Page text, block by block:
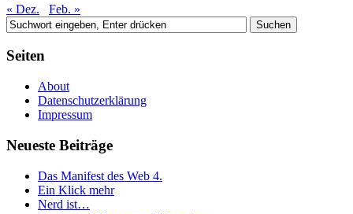
« Dez.
Feb. »
Seiten
About
Datenschutzerklärung
Impressum
Neueste Beiträge
Das Manifest des Web 4.
Ein Klick mehr
Nerd ist…